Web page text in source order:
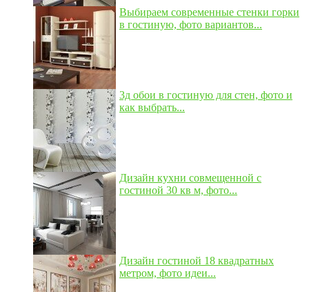
Выбираем современные стенки горки
в гостиную, фото вариантов...
3д обои в гостиную для стен, фото и
как выбрать...
Дизайн кухни совмещенной с
гостиной 30 кв м, фото...
Дизайн гостиной 18 квадратных
метром, фото идеи...